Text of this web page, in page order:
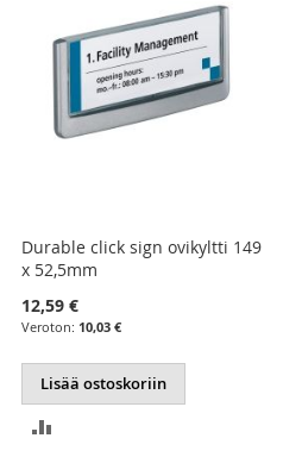
Durable click sign ovikyltti 149
x 52,5mm
12,59 €
10,03 €
Lisää ostoskoriin